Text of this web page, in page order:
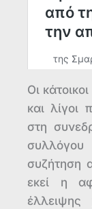
Οι
και λίγοι
στη
συλλόγου
συζήτηση
εκεί η